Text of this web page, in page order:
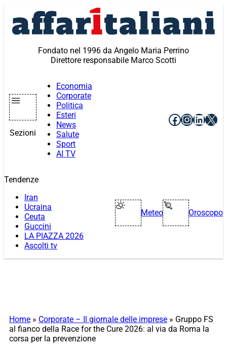
contenuto
Fondato nel 1996 da Angelo Maria Perrino
Direttore responsabile Marco Scotti
Sezioni
Economia
Corporate
Politica
Esteri
News
Salute
Sport
AI TV
Facebook
X
Tendenze
Iran
Ucraina
Ceuta
Guccini
LA PIAZZA 2026
Ascolti tv
Meteo Oroscopo
Home » Corporate – Il giornale delle imprese » Gruppo FS
al fianco della Race for the Cure 2026: al via da Roma la
corsa per la prevenzione